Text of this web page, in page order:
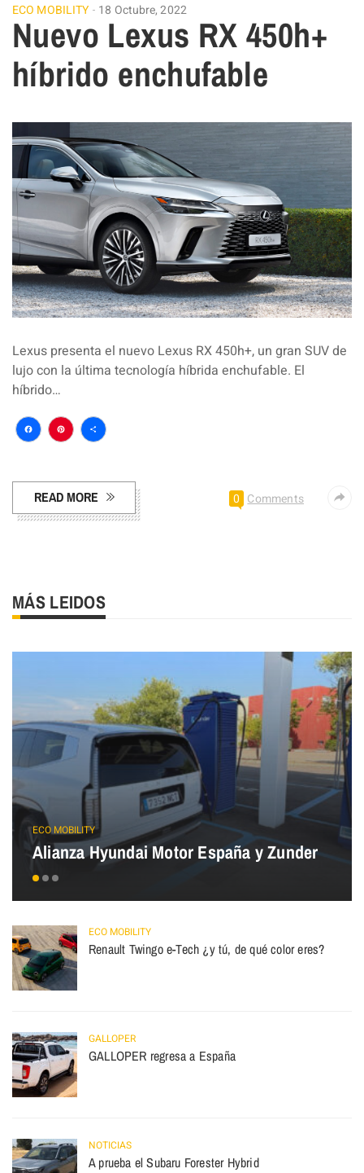
ECO MOBILITY 18 Octubre, 2022
Nuevo Lexus RX 450h+
híbrido enchufable
Lexus presenta el nuevo Lexus RX 450h+, un gran SUV de
lujo con la última tecnología híbrida enchufable. El
híbrido…
Facebook
Pinterest
Compartir
READ MORE 0 Comments
MÁS LEIDOS
ECO MOBILITY
Alianza Hyundai Motor España y Zunder
ECO MOBILITY
Renault Twingo e-Tech ¿y tú, de qué color eres?
GALLOPER
GALLOPER regresa a España
NOTICIAS
A prueba el Subaru Forester Hybrid